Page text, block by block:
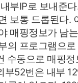
부IP로 보내준
보통 드롭된다.
매핑정보가 남
의 프로그램으
수동으로 매핑
부52번은 내부